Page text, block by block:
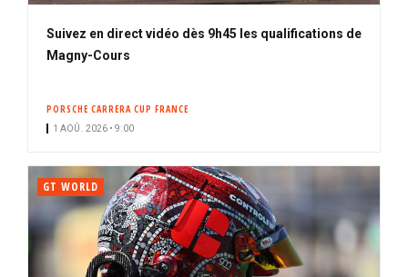
Suivez en direct vidéo dès 9h45 les qualifications de
Magny-Cours
PORSCHE CARRERA CUP FRANCE
1 AOÛ. 2026 • 9:00
GT WORLD